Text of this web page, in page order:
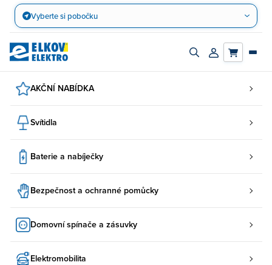
Přejít
obsah
Vyberte si pobočku
Zapnout/vypnout
Přihlásit/
AKČNÍ NABÍDKA
Svítidla
Baterie a nabíječky
Bezpečnost a ochranné pomůcky
Domovní spínače a zásuvky
Elektromobilita